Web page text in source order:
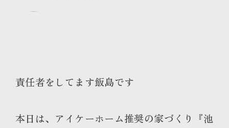
責任者をしてます飯島です
本日は、アイケーホーム推奨の家づくり『池